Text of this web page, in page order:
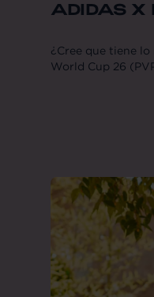
ADIDAS X
¿Cree que tiene
World Cup 26